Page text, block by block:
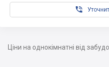

Ціни на однокімнатні від